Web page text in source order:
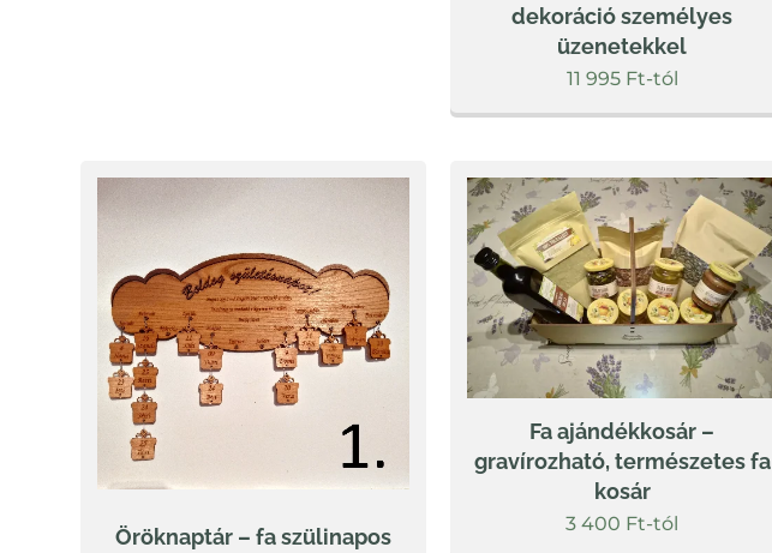
dekoráció személyes
üzenetekkel
11 995Ft-tól
Öröknaptár – fa szülinapos
Fa ajándékkosár –
gravírozható, természetes fa
kosár
3 400 Ft-tól